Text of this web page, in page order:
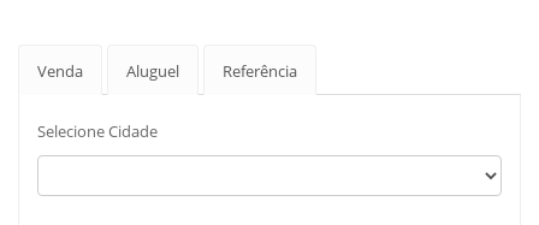
Venda Aluguel Referência
Selecione Cidade